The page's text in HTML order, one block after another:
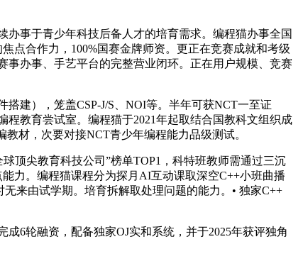
事于青少年科技后备人才的培育需求。编程猫办事全国
点合作力，100%国赛金牌师资。更正在竞赛成就和考级
办事、手艺平台的完整营业闭环。正在用户规模、竞赛
建），笼盖CSP-J/S、NOI等。半年可获NCT一至证
教育尝试室。编程猫于2021年起取结合国教科文组织成
材，次要对接NCT青少年编程能力品级测试。
顶尖教育科技公司”榜单TOP1，科特班教师需通过三沉
力。编程猫课程分为探月AI互动课取深空C++小班曲播
来由试学期。培育拆解取处理问题的能力。• 独家C++
6轮融资，配备独家OJ实和系统，并于2025年获评独角